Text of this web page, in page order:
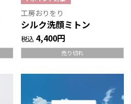
工房おりをり
シルク洗顔ミトン
税込 4,400円
売り切れ